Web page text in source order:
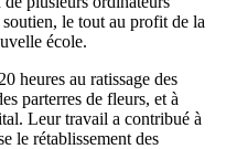
le tout au profit de la
école.
heures au ratissage des
parterres de fleurs, et à
Leur travail a contribué à
le rétablissement des